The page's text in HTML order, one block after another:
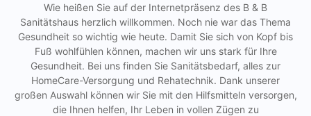
Wie heißen Sie auf der Internetpräsenz des B & B
Sanitätshaus herzlich willkommen. Noch nie war das Thema
Gesundheit so wichtig wie heute. Damit Sie sich von Kopf bis
Fuß wohlfühlen können, machen wir uns stark für Ihre
Gesundheit. Bei uns finden Sie Sanitätsbedarf, alles zur
HomeCare-Versorgung und Rehatechnik. Dank unserer
großen Auswahl können wir Sie mit den Hilfsmitteln versorgen,
die Ihnen helfen, Ihr Leben in vollen Zügen zu